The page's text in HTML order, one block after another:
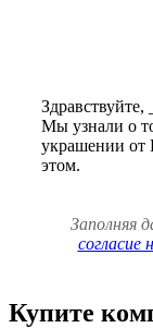
Здравствуйте,
Мы узнали о
украшении от
этом.
Заполняя
согласие
Купите